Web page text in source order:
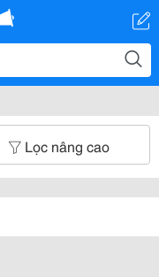
Lọc nâng cao